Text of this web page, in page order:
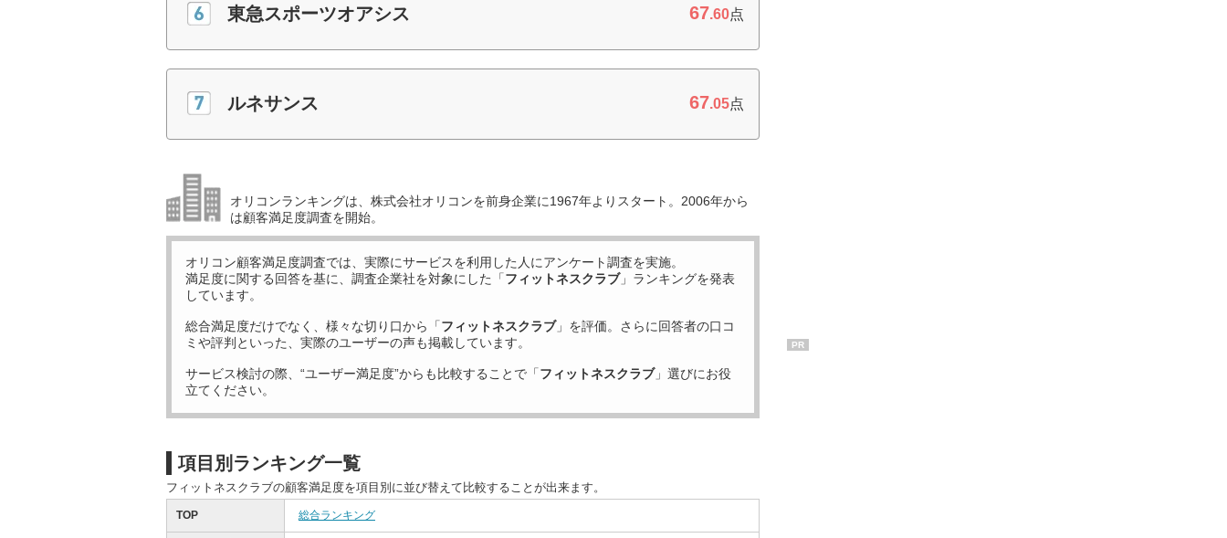
東急スポーツオアシス 67.60点
ルネサンス 67.05点
オリコンランキングは、株式会社オリコンを前身企業に1967年よりスタート。2006年から
は顧客満足度調査を開始。
オリコン顧客満足度調査では、実際にサービスを利用した 人にアンケート調査を実施。
満足度に関する回答を基に、調査企業社を対象にした「フィットネスクラブ」ランキングを発表
しています。
総合満足度だけでなく、様々な切り口から「フィットネスクラブ」を評価。さらに回答者の口コ
ミや評判といった、実際のユーザーの声も掲載しています。
サービス検討の際、“ユーザー満足度”からも比較することで「フィットネスクラブ」選びにお役
立てください。
項目別ランキング一覧
フィットネスクラブの顧客満足度を項目別に並び替えて比較することが出来ます。
TOP 総合ランキング
PR